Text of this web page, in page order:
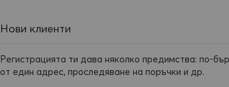
Нови клиенти
Регистрацията ти дава няколко предимства: по-
от един адрес, проследяване на поръчки и др.